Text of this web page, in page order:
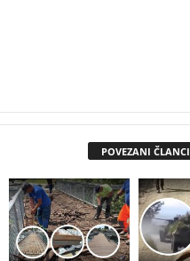
POVEZANI ČLANCI